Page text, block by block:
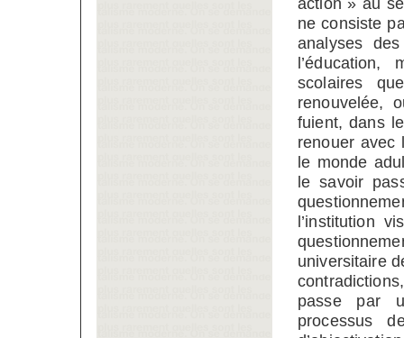
ne consiste
analyses
scolaires
renouvelée,
fuient, dans
renouer avec
le monde
le savoir
l’institution
universitaire
passe par
processus